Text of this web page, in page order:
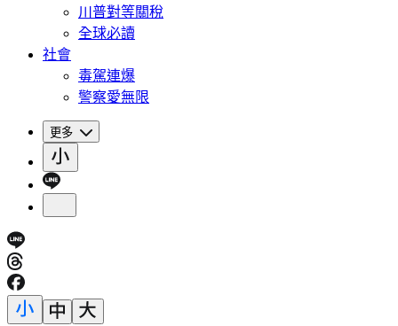
川普對等關稅
全球必讀
社會
毒駕連爆
警察愛無限
更多